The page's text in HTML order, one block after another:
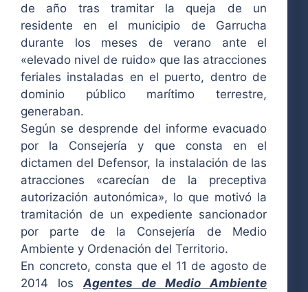
de año tras tramitar la queja de un
residente en el municipio de Garrucha
durante los meses de verano ante el
«elevado nivel de ruido» que las atracciones
feriales instaladas en el puerto, dentro de
dominio público marítimo terrestre,
generaban.
Según se desprende del informe evacuado
por la Consejería y que consta en el
dictamen del Defensor, la instalación de las
atracciones «carecían de la preceptiva
autorización autonómica», lo que motivó la
tramitación de un expediente sancionador
por parte de la Consejería de Medio
Ambiente y Ordenación del Territorio.
En concreto, consta que el 11 de agosto de
2014 los Agentes de Medio Ambiente